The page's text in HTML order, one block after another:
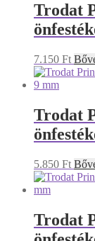
Trodat
7.150 Ft
Trodat
5.850 Ft
Trodat